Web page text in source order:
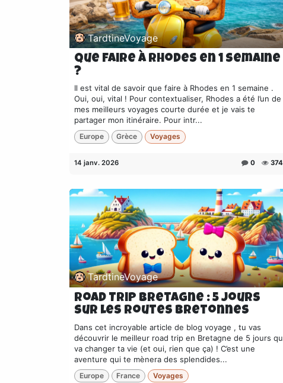
TardtineVoyage
que faire à rhodes en 1 semaine
?
Il est vital de savoir que faire à Rhodes en 1 semaine .
Oui, oui, vital ! Pour contextualiser, Rhodes a été l’un de
mes meilleurs voyages courte durée et je vais te
partager mon itinéraire. Pour intr...
Europe Grèce Voyages
14 janv. 2026 0
TardtineVoyage
Road Trip Bretagne : 5 Jours
sur les routes bretonnes
Dans cet incroyable article de blog voyage , tu vas
découvrir le meilleur road trip en Bretagne de 5 jours
va changer ta vie (et oui, rien que ça) ! C’est une
aventure qui te mènera des splendides...
Europe France Voyages